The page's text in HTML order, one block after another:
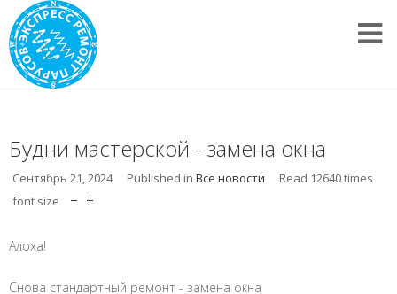
Будни мастерской - замена окна
Сентябрь 21, 2024 Published in Все новости Read 12640times
font size
Алоха!
Снова стандартный ремонт - замена окна